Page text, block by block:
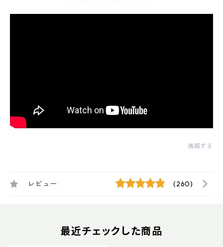
通報する
レビュー (260)
最近チェックした商品